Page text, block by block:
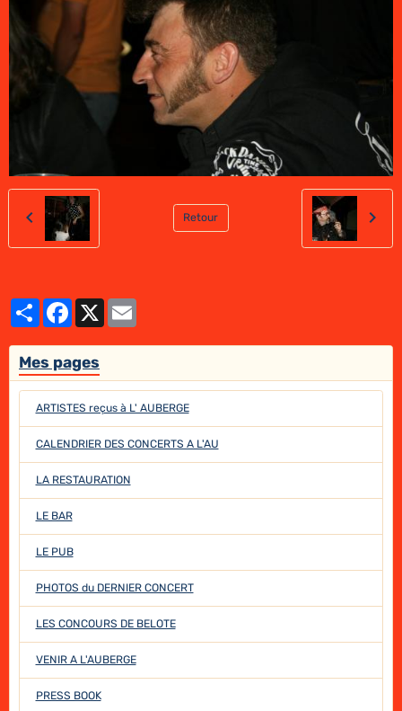
Retour
PartagerFacebook
X
Mes pages
ARTISTES reçus à L' AUBERGE
CALENDRIER DES CONCERTS A L'AU
LA RESTAURATION
LE BAR
LE PUB
PHOTOS du DERNIER CONCERT
LES CONCOURS DE BELOTE
VENIR A L'AUBERGE
PRESS BOOK